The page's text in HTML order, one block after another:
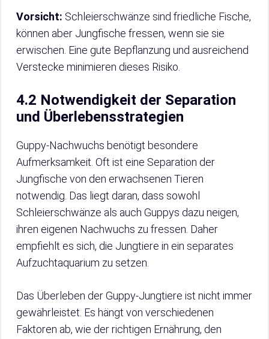
Vorsicht: Schleierschwänze sind friedliche Fische,
können aber Jungfische fressen, wenn sie sie
erwischen. Eine gute Bepflanzung und ausreichend
Verstecke minimieren dieses Risiko.
4.2 Notwendigkeit der Separation
und Überlebensstrategien
Guppy-Nachwuchs benötigt besondere
Aufmerksamkeit. Oft ist eine Separation der
Jungfische von den erwachsenen Tieren
notwendig. Das liegt daran, dass sowohl
Schleierschwänze als auch Guppys dazu neigen,
ihren eigenen Nachwuchs zu fressen. Daher
empfiehlt es sich, die Jungtiere in ein separates
Aufzuchtaquarium zu setzen.
Das Überleben der Guppy-Jungtiere ist nicht immer
gewährleistet. Es hängt von verschiedenen
Faktoren ab, wie der richtigen Ernährung, den